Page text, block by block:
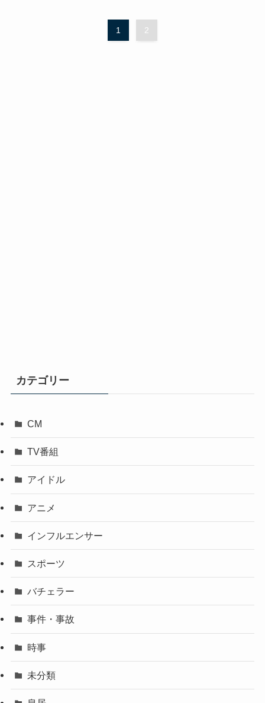
1 2
カテゴリー
CM
TV番組
アイドル
アニメ
インフルエンサー
スポーツ
バチェラー
事件・事故
時事
未分類